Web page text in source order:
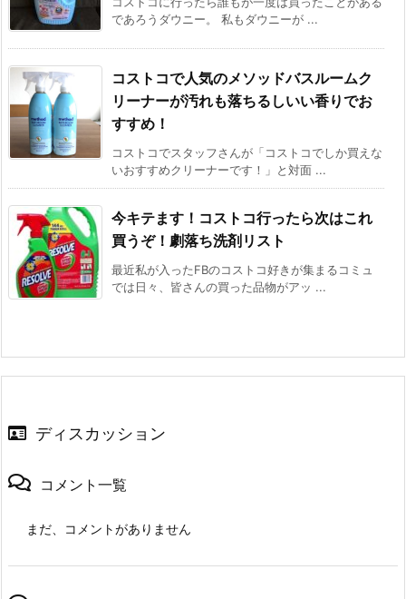
であろうダウニー。 私もダウニーが ...
コストコで人気のメソッドバスルームク
リーナーが汚れも落ちるしいい香りでお
すすめ！
コストコでスタッフさんが「コストコでしか買えな
いおすすめクリーナーです！」と対面 ...
今キテます！コストコ行ったら次はこれ
買うぞ！劇落ち洗剤リスト
最近私が入ったFBのコストコ好きが集まるコミュ
では日々、皆さんの買った品物がアッ ...
ディスカッション
コメント一覧
まだ、コメントがありません